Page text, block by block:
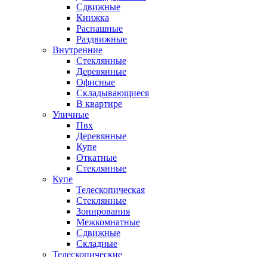
Сдвижные
Книжка
Распашные
Раздвижные
Внутренние
Стеклянные
Деревянные
Офисные
Складывающиеся
В квартире
Уличные
Пвх
Деревянные
Купе
Откатные
Стеклянные
Купе
Телескопическая
Стеклянные
Зонирования
Межкомнатные
Сдвижные
Складные
Телескопические